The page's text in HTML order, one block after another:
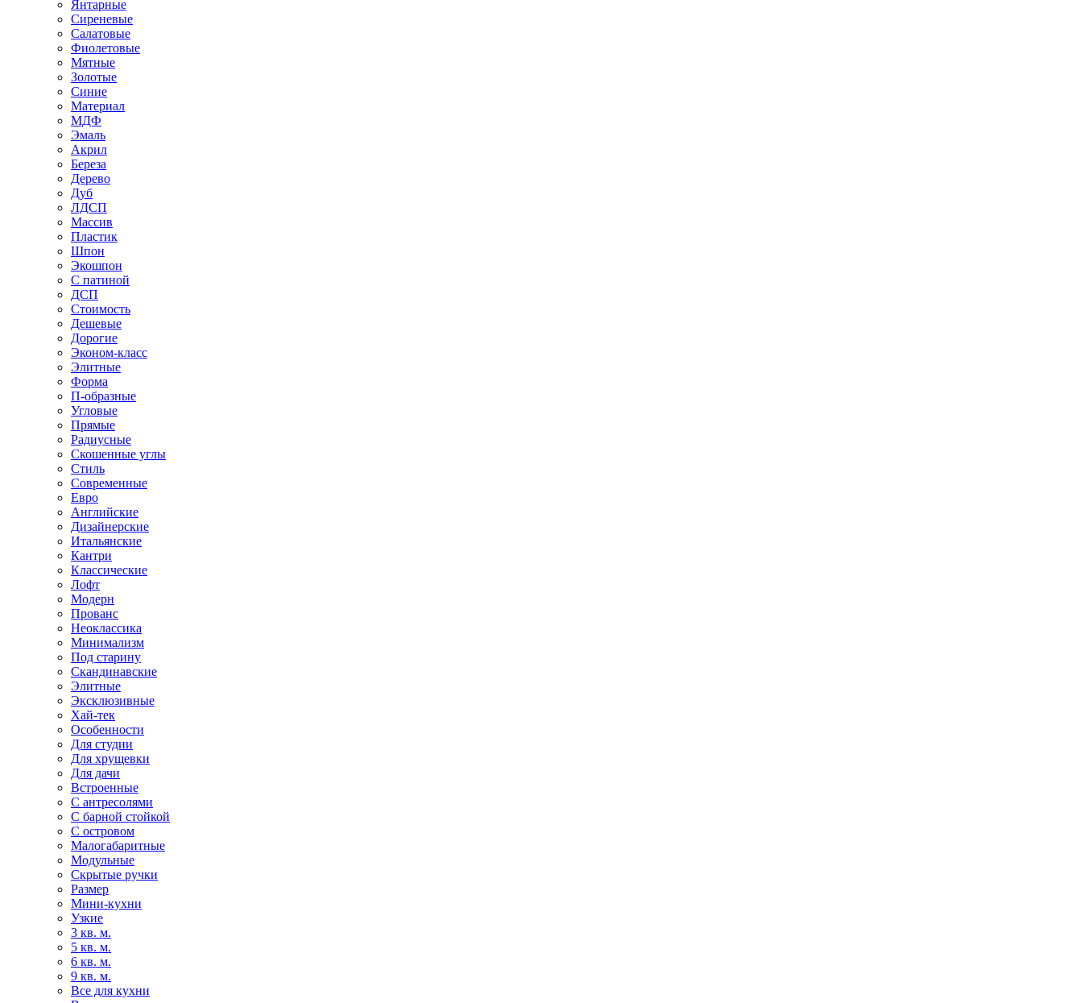
Янтарные
Сиреневые
Салатовые
Фиолетовые
Мятные
Золотые
Синие
Материал
МДФ
Эмаль
Акрил
Береза
Дерево
Дуб
ЛДСП
Массив
Пластик
Шпон
Экошпон
С патиной
ДСП
Стоимость
Дешевые
Дорогие
Эконом-класс
Элитные
Форма
П-образные
Угловые
Прямые
Радиусные
Скошенные углы
Стиль
Современные
Евро
Английские
Дизайнерские
Итальянские
Кантри
Классические
Лофт
Модерн
Прованс
Неоклассика
Минимализм
Под старину
Скандинавские
Элитные
Эксклюзивные
Хай-тек
Особенности
Для студии
Для хрущевки
Для дачи
Встроенные
С антресолями
С барной стойкой
С островом
Малогабаритные
Модульные
Скрытые ручки
Размер
Мини-кухни
Узкие
3 кв. м.
5 кв. м.
6 кв. м.
9 кв. м.
Все для кухни